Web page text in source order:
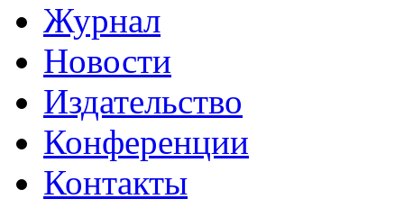
Журнал
Новости
Издательство
Конференции
Контакты